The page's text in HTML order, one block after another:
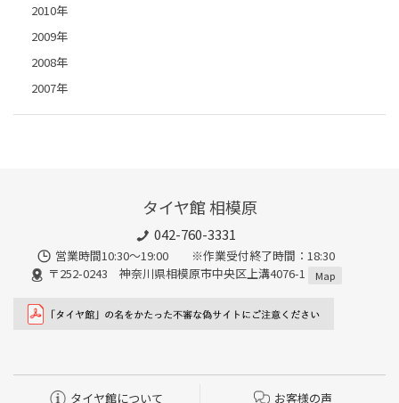
2010年
2009年
2008年
2007年
タイヤ館 相模原
042-760-3331
営業時間10:30～19:00 ※作業受付終了時間：18:30
〒252-0243 神奈川県相模原市中央区上溝4076-1
Map
タイヤ館について お客様の声